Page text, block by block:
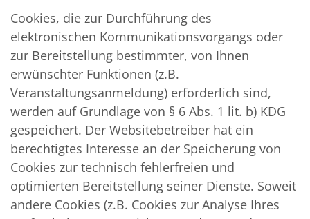
Cookies, die zur Durchführung des
elektronischen Kommunikationsvorgangs oder
zur Bereitstellung bestimmter, von Ihnen
erwünschter Funktionen (z.B.
Veranstaltungsanmeldung) erforderlich sind,
werden auf Grundlage von § 6 Abs. 1 lit. b) KDG
gespeichert. Der Websitebetreiber hat ein
berechtigtes Interesse an der Speicherung von
Cookies zur technisch fehlerfreien und
optimierten Bereitstellung seiner Dienste. Soweit
andere Cookies (z.B. Cookies zur Analyse Ihres